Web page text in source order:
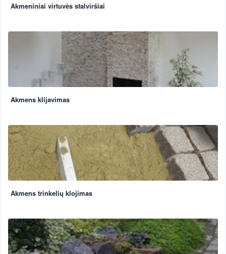
Akmeniniai virtuvės stalviršiai
Akmens klijavimas
Akmens trinkelių klojimas